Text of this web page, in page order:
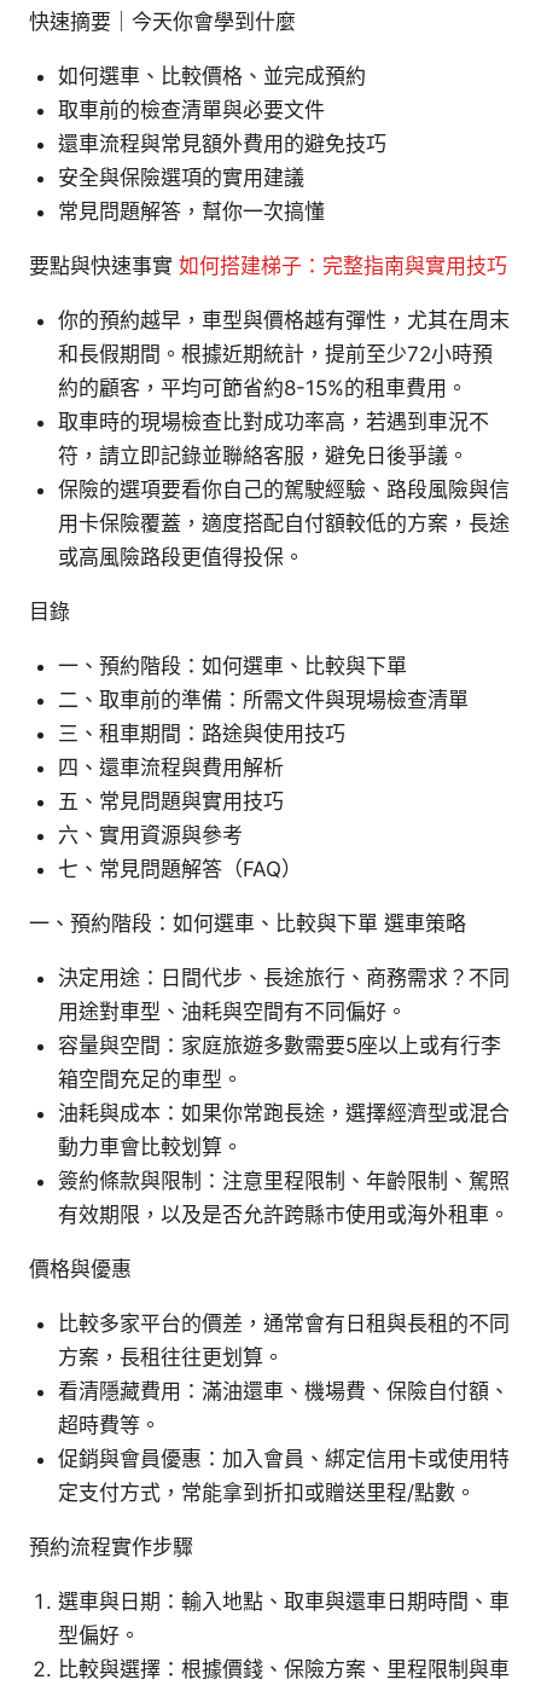
快速摘要｜今天你會學到什麼
如何選車、比較價格、並完成預約
取車前的檢查清單與必要文件
還車流程與常見額外費用的避免技巧
安全與保險選項的實用建議
常見問題解答，幫你一次搞懂
要點與快速事實 如何搭建梯子：完整指南與實用技巧
你的預約越早，車型與價格越有彈性，尤其在周末
和長假期間。根據近期統計，提前至少72小時預
約的顧客，平均可節省約8-15%的租車費用。
取車時的現場檢查比對成功率高，若遇到車況不
符，請立即記錄並聯絡客服，避免日後爭議。
保險的選項要看你自己的駕駛經驗、路段風險與信
用卡保險覆蓋，適度搭配自付額較低的方案，長途
或高風險路段更值得投保。
目錄
一、預約階段：如何選車、比較與下單
二、取車前的準備：所需文件與現場檢查清單
三、租車期間：路途與使用技巧
四、還車流程與費用解析
五、常見問題與實用技巧
六、實用資源與參考
七、常見問題解答（FAQ）
一、預約階段：如何選車、比較與下單 選車策略
決定用途：日間代步、長途旅行、商務需求？不同
用途對車型、油耗與空間有不同偏好。
容量與空間：家庭旅遊多數需要5座以上或有行李
箱空間充足的車型。
油耗與成本：如果你常跑長途，選擇經濟型或混合
動力車會比較划算。
簽約條款與限制：注意里程限制、年齡限制、駕照
有效期限，以及是否允許跨縣市使用或海外租車。
價格與優惠
比較多家平台的價差，通常會有日租與長租的不同
方案，長租往往更划算。
看清隱藏費用：滿油還車、機場費、保險自付額、
超時費等。
促銷與會員優惠：加入會員、綁定信用卡或使用特
定支付方式，常能拿到折扣或贈送里程/點數。
預約流程實作步驟
選車與日期：輸入地點、取車與還車日期時間、車
型偏好。
比較與選擇：根據價錢、保險方案、里程限制與車